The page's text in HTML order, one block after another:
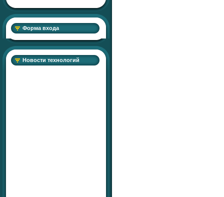
Форма входа
Новости технологий